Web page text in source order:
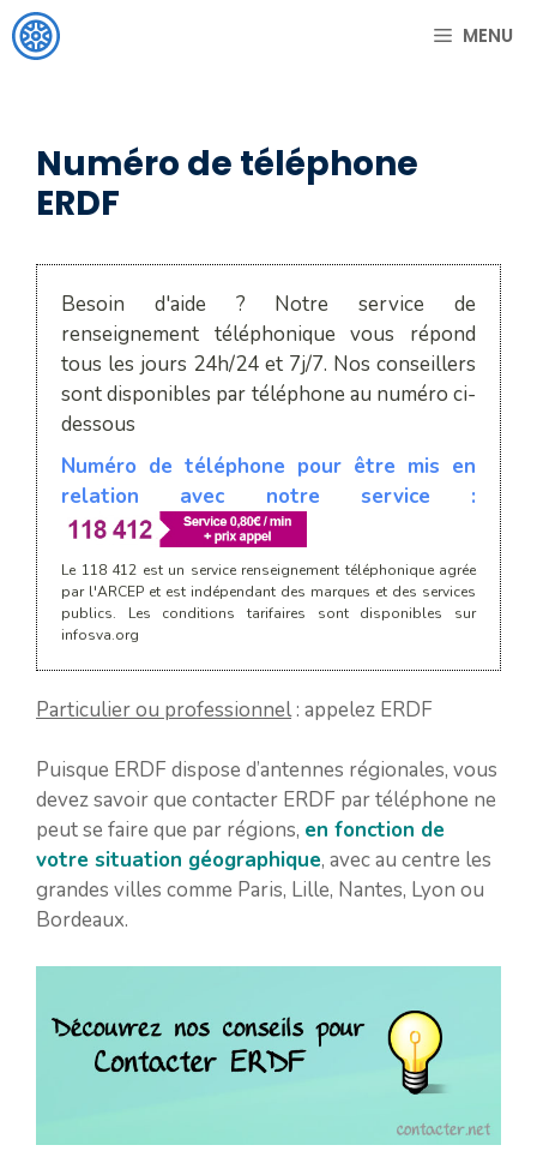
Aller
au
MENU
Numéro de téléphone
ERDF
Besoin d'aide ? Notre service de
renseignement téléphonique vous répond
tous les jours 24h/24 et 7j/7. Nos conseillers
sont disponibles par téléphone au numéro ci-
dessous
Numéro de téléphone pour être mis en
relation avec notre service :
Le 118 412 est un service renseignement téléphonique agrée
par l'ARCEP et est indépendant des marques et des services
publics. Les conditions tarifaires sont disponibles sur
infosva.org
Particulier ou professionnel: appelez ERDF
Puisque ERDF dispose d’antennes régionales, vous
devez savoir que contacter ERDF par téléphone ne
peut se faire que par régions, en fonction de
votre situation géographique, avec au centre les
grandes villes comme Paris, Lille, Nantes, Lyon ou
Bordeaux.